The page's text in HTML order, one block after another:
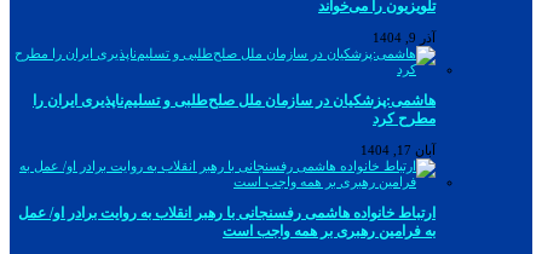
تلویزیون را می‌خواند
آذر 9, 1404
هاشمی:پزشکیان در سازمان ملل صلح‌طلبی و تسلیم‌ناپذیری ایران را
مطرح کرد
آبان 17, 1404
ارتباط خانواده هاشمی رفسنجانی با رهبر انقلاب به روایت برادر او/ عمل
به فرامین رهبری بر همه واجب است